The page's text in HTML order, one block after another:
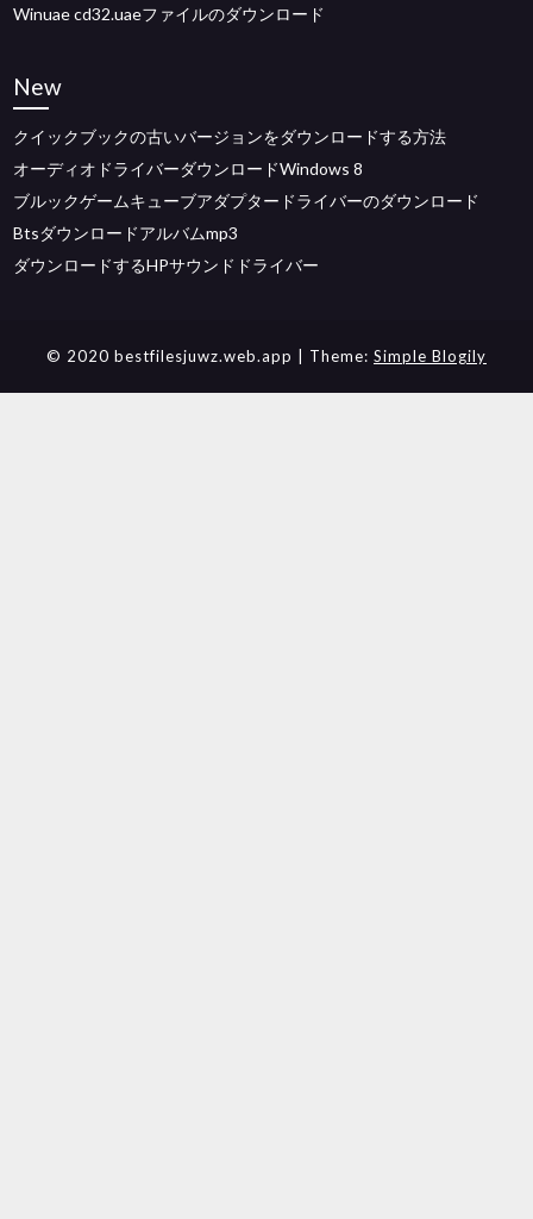
Winuae cd32.uaeファイルのダウンロード
New
クイックブックの古いバージョンをダウンロードする方法
オーディオドライバーダウンロードWindows 8
ブルックゲームキューブアダプタードライバーのダウンロード
Btsダウンロードアルバムmp3
ダウンロードするHPサウンドドライバー
© 2020 bestfilesjuwz.web.app | Theme: Simple Blogily